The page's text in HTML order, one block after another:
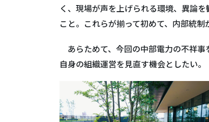
く、現場が声を上げられる環境、異論
こと。これらが揃って初めて、内部統制
あらためて、今回の中部電力の不祥
自身の組織運営を見直す機会としたい。